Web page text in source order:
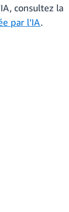
consultez la
par l’IA.